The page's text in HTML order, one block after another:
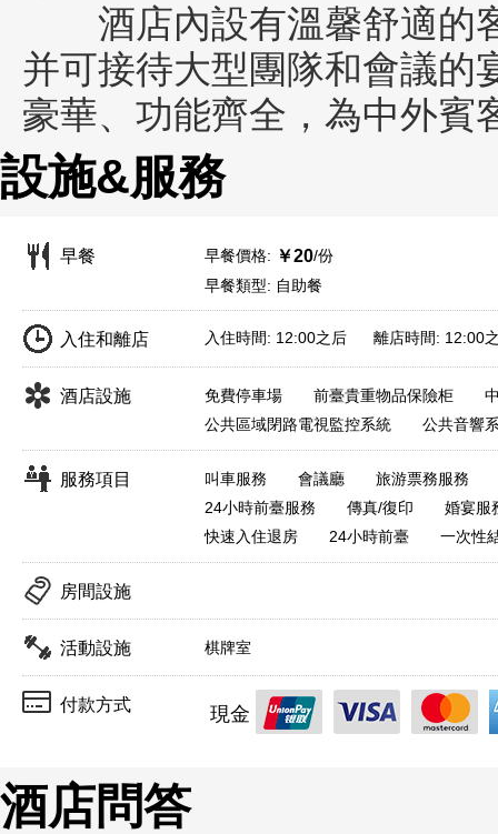
酒店內設有溫馨舒適的
并可接待大型團隊和會議的
豪華、功能齊全，為中外賓
設施&服務
早餐 早餐價格: ￥20/份
早餐類型: 自助餐
入住和離店 入住時間: 12:00之后 離店時間: 12:00
酒店設施 免費停車場 前臺貴重物品保險柜
公共區域閉路電視監控系統
公共音響
服務項目 叫車服務 會議廳
旅游票務服務
24小時前臺服務
傳真/復印
婚宴服
快速入住退房
24小時前臺 一次性
房間設施
活動設施 棋牌室
付款方式 現金
酒店問答